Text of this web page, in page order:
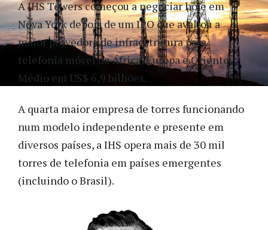
A IHS Towers começou a negociar hoje em
Nova York depois de um IPO que avaliou a
maior provedora de infraestrutura para
telefonia móvel da África, Europa e Oriente
Médio em US$ 6,9 bilhões.
A quarta maior empresa de torres funcionando
num modelo independente e presente em
diversos países, a IHS opera mais de 30 mil
torres de telefonia em países emergentes
(incluindo o Brasil).